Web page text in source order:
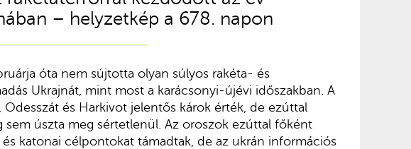
– helyzetkép a 678. napon
óta nem sújtotta olyan súlyos rakéta- és
Ukrajnát, mint most a karácsonyi-újévi időszakban. A
Odesszát és Harkivot jelentős károk érték, de ezúttal
sem úszta meg sértetlenül. Az oroszok ezúttal főként
és katonai célpontokat támadtak, de az ukrán információs